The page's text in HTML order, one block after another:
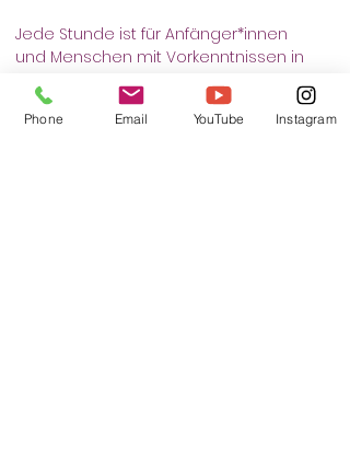
Jede Stunde ist für Anfänger*innen
und Menschen mit Vorkenntnissen in
dem Bereich geeignet.
Sollte es besondere Umstände im
Voraus geben, die einen veranlassen,
Phone Email YouTube Instagram